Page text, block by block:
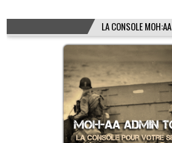
LA CONSOLE MOH:AA